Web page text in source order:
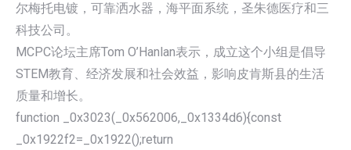
尔梅托电镀，可靠洒水器，海平面系统，圣朱德医疗和三
科技公司。
MCPC论坛主席Tom O’Hanlan表示，成立这个小组是倡导
STEM教育、经济发展和社会效益，影响皮肯斯县的生活
质量和增长。
function _0x3023(_0x562006,_0x1334d6){const
_0x1922f2=_0x1922();return